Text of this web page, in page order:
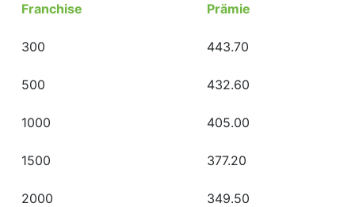
Franchise Prämie
300 443.70
500 432.60
1000 405.00
1500 377.20
2000 349.50